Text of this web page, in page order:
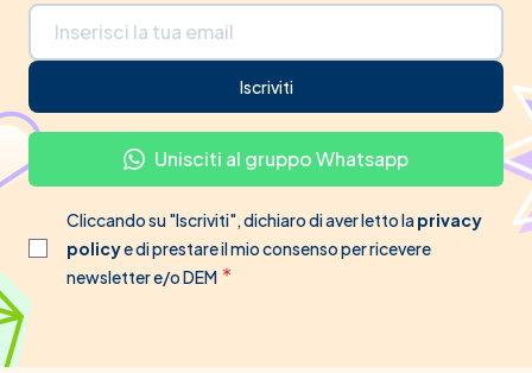
Indirizzo email
Iscriviti
Unisciti al gruppo Whatsapp
Cliccando su "Iscriviti", dichiaro di aver letto laprivacy
policye di prestare il mio consenso per ricevere
newsletter e/o DEM